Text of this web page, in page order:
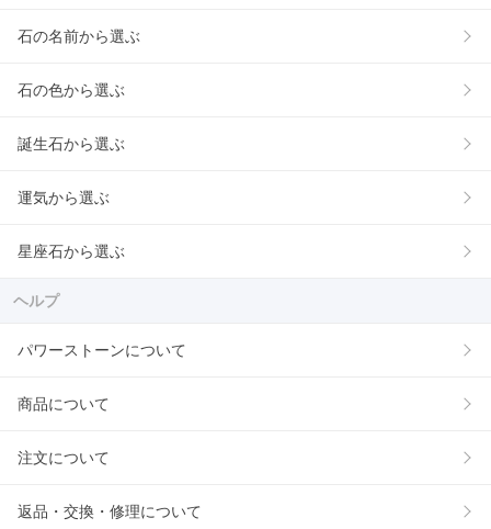
石の名前から選ぶ
石の色から選ぶ
誕生石から選ぶ
運気から選ぶ
星座石から選ぶ
ヘルプ
パワーストーンについて
商品について
注文について
返品・交換・修理について